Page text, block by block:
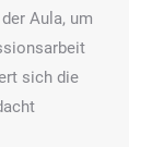
Aula, um
sich die